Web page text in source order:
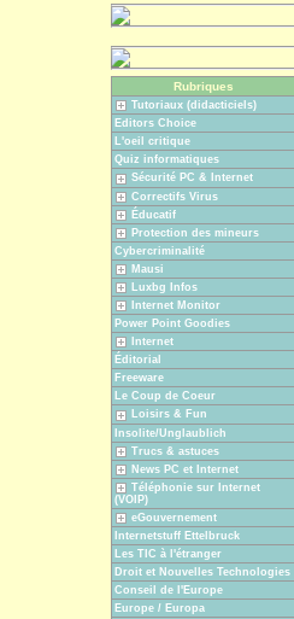
Rubriques
Tutoriaux (didacticiels)
Editors Choice
L'oeil critique
Quiz informatiques
Sécurité PC & Internet
Correctifs Virus
Éducatif
Protection des mineurs
Cybercriminalité
Mausi
Luxbg Infos
Internet Monitor
Power Point Goodies
Internet
Éditorial
Freeware
Le Coup de Coeur
Loisirs & Fun
Insolite/Unglaublich
Trucs & astuces
News PC et Internet
Téléphonie sur Internet
(VOIP)
eGouvernement
Internetstuff Ettelbruck
Les TIC à l'étranger
Droit et Nouvelles Technologies
Conseil de l'Europe
Europe / Europa